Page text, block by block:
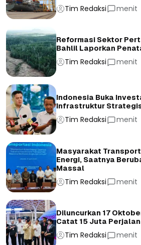
Tim Redaksi menit
Reformasi Sektor
Bahlil Laporkan
Tim Redaksi menit
Indonesia Buka
Infrastruktur
Tim Redaksi menit
Masyarakat
Energi, Saatnya
Massal
Tim Redaksi menit
Diluncurkan 17
Catat 15 Juta
Tim Redaksi menit